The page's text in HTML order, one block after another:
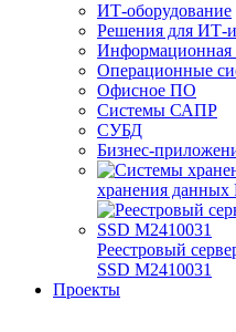
ИТ-оборудование
Решения для ИТ-
Информационная
Операционные
Офисное ПО
Системы САПР
СУБД
Бизнес-
хранения
Реестровый
SSD М2410031
Проекты